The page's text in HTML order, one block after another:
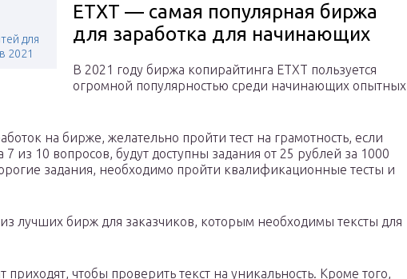
для
2021
ETXT — самая популярная биржа
для заработка для начинающих
В 2021 году биржа копирайтинга ETXT пользуется
огромной популярностью среди начинающих опытных
на бирже, желательно пройти тест на грамотность, если
7 из 10 вопросов, будут доступны задания от 25 рублей за 1000
задания, необходимо пройти квалификационные тесты и
лучших бирж для заказчиков, которым необходимы тексты для
приходят, чтобы проверить текст на уникальность. Кроме того,